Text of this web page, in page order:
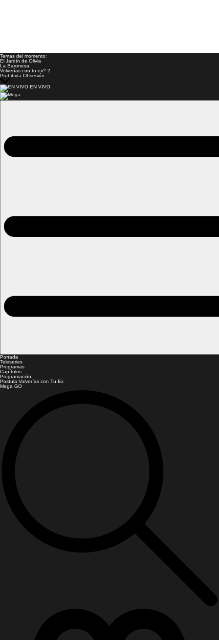
Temas del momento:
El Jardín de Olivia
La Baronesa
Volverías con tu ex? 2
Prohibida Obsesión
EN VIVO
Portada
Teleseries
Programas
Capítulos
Programación
Postula Volverías con Tu Ex
Mega GO